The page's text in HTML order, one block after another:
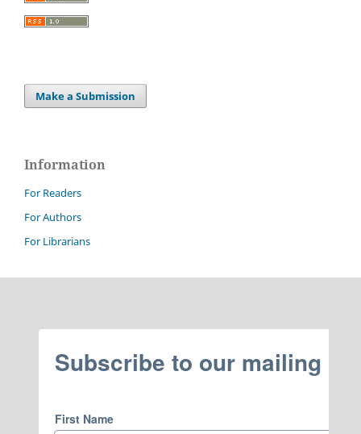
Make a Submission
Information
For Readers
For Authors
For Librarians